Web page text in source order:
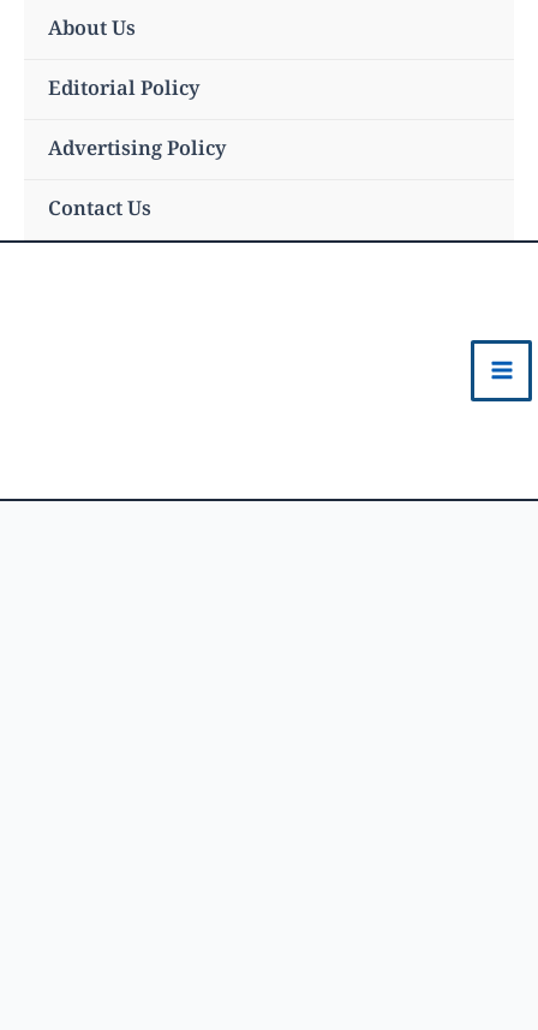
content
About Us
Editorial Policy
Advertising Policy
Contact Us